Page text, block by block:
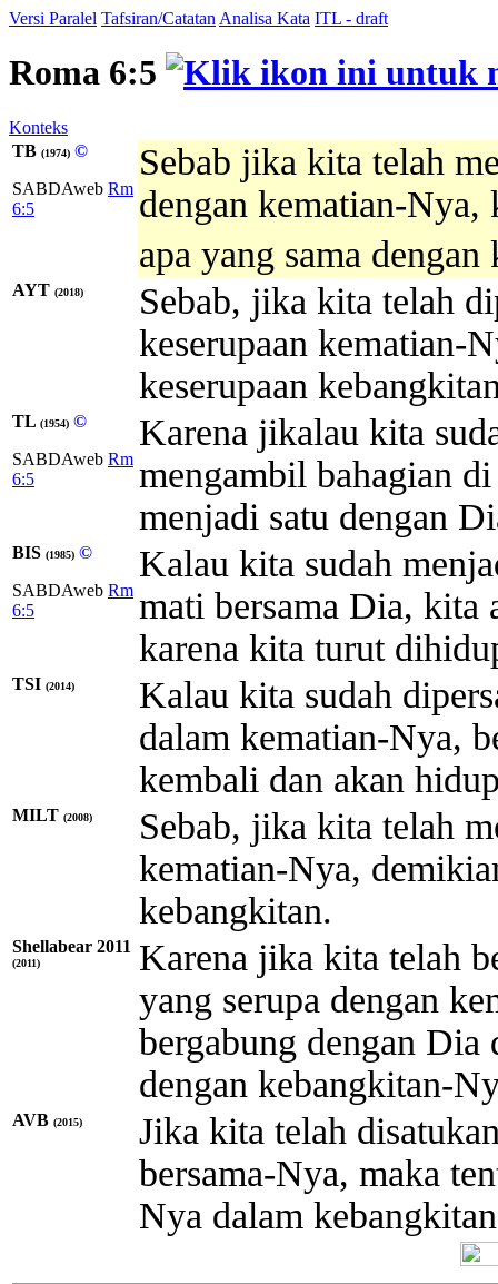
Versi Paralel Tafsiran/Catatan Analisa Kata ITL - draft
Roma 6:5
Konteks
TB (1974) ©
SABDAweb Rm
6:5
Sebab jika kita telah
dengan kematian-Nya,
apa yang sama
AYT (2018)
Sebab, jika kita telah
keserupaan kematian-
keserupaan
TL (1954) ©
SABDAweb Rm
6:5
Karena jikalau kita
mengambil bahagian
menjadi satu dengan
BIS (1985) ©
SABDAweb Rm
6:5
Kalau kita sudah
mati bersama Dia, kita
karena kita turut
TSI (2014)
Kalau kita sudah
dalam kematian-Nya,
kembali dan akan
MILT (2008)
Sebab, jika kita telah
kematian-Nya,
kebangkitan.
Shellabear 2011
(2011)
Karena jika kita telah
yang serupa dengan
bergabung dengan Dia
dengan kebangkitan-
AVB (2015)
Jika kita telah
bersama-Nya, maka
Nya dalam